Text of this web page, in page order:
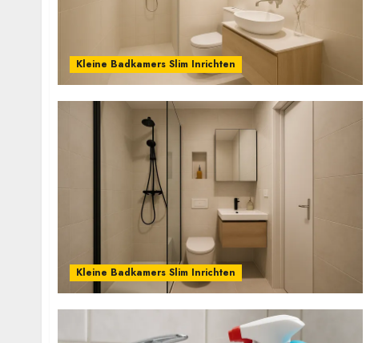
Kleine Badkamers Slim Inrichten
Kleine Badkamers Slim Inrichten